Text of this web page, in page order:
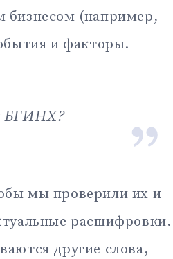
бизнесом (например,
и факторы.
БГИНХ?
мы проверили их и
расшифровки.
другие слова,